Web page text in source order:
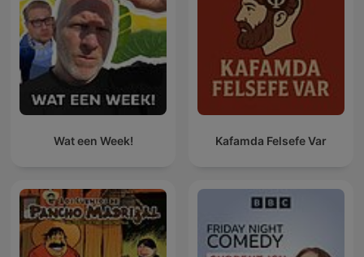
Wat een Week! Kafamda Felsefe Var